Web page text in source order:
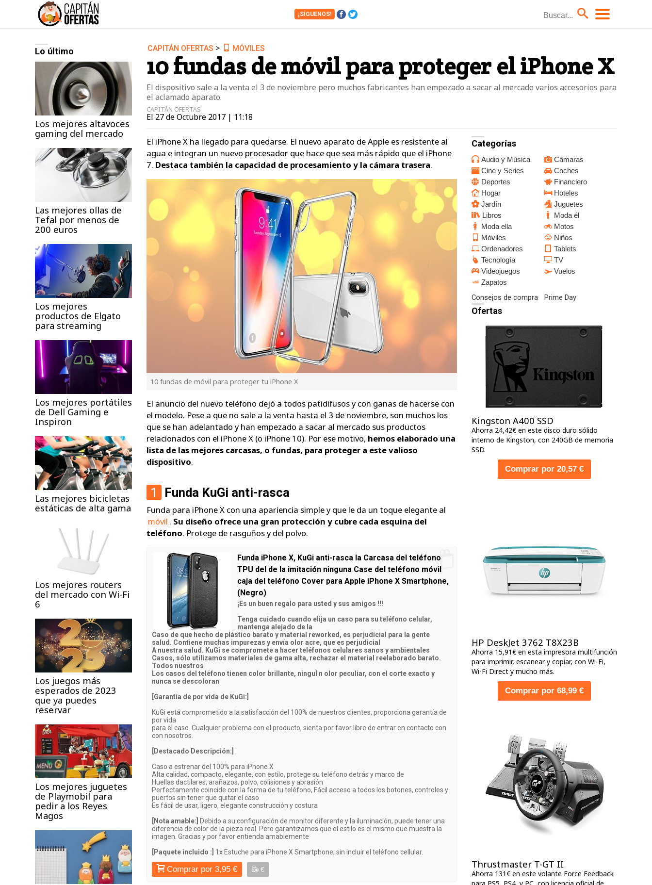
¡SÍGUENOS!
Audio y Música Cámaras
Deportes
Financiero Hogar
Hoteles
Jardín
Juguetes Libros
Moda él
Moda ella
Motos
Ordenadores
Tablets
Videojuegos
Lo último
Los mejores altavoces
gaming del mercado
Las mejores ollas de
Tefal por menos de
200 euros
Los mejores
productos de Elgato
para streaming
Los mejores portátiles
de Dell Gaming e
Inspiron
Las mejores bicicletas
estáticas de alta gama
Los mejores routers
del mercado con Wi-Fi
6
Los juegos más
esperados de 2023
que ya puedes
reservar
Los mejores juguetes
de Playmobil para
pedir a los Reyes
Magos
CAPITÁN OFERTAS > MÓVILES
10 fundas de móvil para proteger el iPhone X
El dispositivo sale a la venta el 3 de noviembre pero muchos fabricantes han empezado a sacar al mercado varios accesorios para
el aclamado aparato.
CAPITÁN OFERTAS
El 27 de Octubre 2017 | 11:18
El iPhone X ha llegado para quedarse. El nuevo aparato de Apple es resistente al
agua e integran un nuevo procesador que hace que sea más rápido que el iPhone
7. Destaca también la capacidad de procesamiento y la cámara trasera.
10 fundas de móvil para proteger tu iPhone X
El anuncio del nuevo teléfono dejó a todos patidifusos y con ganas de hacerse con
el modelo. Pese a que no sale a la venta hasta el 3 de noviembre, son muchos los
que se han adelantado y han empezado a sacar al mercado sus productos
relacionados con el iPhone X (o iPhone 10). Por ese motivo, hemos elaborado una
lista de las mejores carcasas, o fundas, para proteger a este valioso
dispositivo.
1 Funda KuGi anti-rasca
Funda para iPhone X con una apariencia simple y que le da un toque elegante al
móvil . Su diseño ofrece una gran protección y cubre cada esquina del
teléfono. Protege de rasguños y del polvo.
Funda iPhone X, KuGi anti-rasca la Carcasa del teléfono
TPU del de la imitación ninguna Case del teléfono móvil
caja del teléfono Cover para Apple iPhone X Smartphone,
(Negro)
¡Es un buen regalo para usted y sus amigos !!!
Tenga cuidado cuando elija un caso para su teléfono celular,
mantenga alejado de la
Caso de que hecho de plástico barato y material reworked, es perjudicial para la gente
salud. Contiene muchas impurezas y envía olor acre, que es perjudicial
A nuestra salud. KuGi se compromete a hacer teléfonos celulares sanos y ambientales
Casos, sólo utilizamos materiales de gama alta, rechazar el material reelaborado barato.
Todos nuestros
Los casos del teléfono tienen color brillante, ninguÌ n olor peculiar, con el corte exacto y
nunca se descoloran
[Garantía de por vida de KuGi:]
KuGi está comprometido a la satisfacción del 100% de nuestros clientes, proporciona garantía de
por vida
para el caso. Cualquier problema con el producto, sienta por favor libre de entrar en contacto con
con nosotros.
[Destacado Descripción:]
Caso a estrenar del 100% para iPhone X
Alta calidad, compacto, elegante, con estilo, protege su teléfono detrás y marco de
Huellas dactilares, arañazos, polvo, colisiones y abrasión
Perfectamente coincide con la forma de tu teléfono, Fácil acceso a todos los botones, controles y
puertos sin tener que quitar el caso
Es fácil de usar, ligero, elegante construcción y costura
[Nota amable:]
Debido a su configuración de monitor diferente y la iluminación, puede tener una
diferencia de color de la pieza real. Pero garantizamos que el estilo es el mismo que muestra la
imagen. Gracias y por favor entienda amablemente
[Paquete incluido :] 1x Estuche para iPhone X Smartphone, sin incluir el teléfono cellular.
Comprar por 3,95 € €
Categorías
Audio y Música
Cámaras
Cine y Series
Coches
Deportes
Financiero
Hogar
Hoteles
Jardín
Juguetes
Libros
Moda él
Moda ella
Motos
Móviles
Niños
Ordenadores
Tablets
Tecnología
TV
Videojuegos
Vuelos
Zapatos
Consejos de compra Prime Day
Ofertas
Kingston A400 SSD
Ahorra 24,42€ en este disco duro sólido
interno de Kingston, con 240GB de memoria
SSD.
Comprar por 20,57 €
HP DeskJet 3762 T8X23B
Ahorra 15,91€ en esta impresora multifunción
para imprimir, escanear y copiar, con Wi-Fi,
Wi-Fi Direct y mucho más.
Comprar por 68,99 €
Thrustmaster T-GT II
Ahorra 131€ en este volante Force Feedback